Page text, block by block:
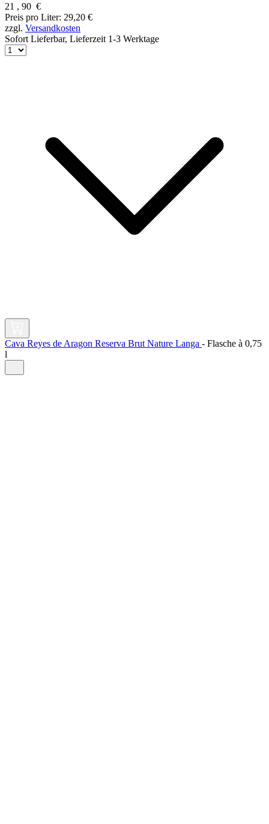
21 , 90 €
Preis pro Liter: 29,20 €
zzgl. Versandkosten
Sofort Lieferbar, Lieferzeit 1-3 Werktage
Cava Reyes de Aragon Reserva Brut Nature Langa - Flasche à 0,75
l